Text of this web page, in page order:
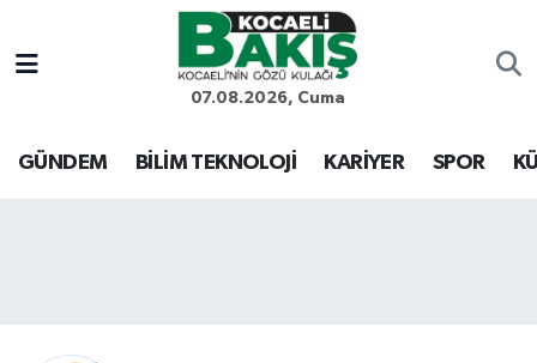
07.08.2026, Cuma
GÜNDEM BİLİM TEKNOLOJİ KARİYER SPOR
Kocaeli Nöbetçi Eczaneler
Kocaeli Hava Durumu